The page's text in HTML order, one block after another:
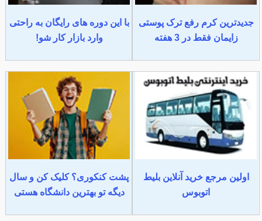
جدیدترین کرم رفع ترک پوستی
زایمان فقط در 3 هفته
با این دوره های رایگان به راحتی
وارد بازار کار شو!
اولین مرجع خرید آنلاین بلیط
اتوبوس
پشت کنکوری؟ کلیک کن و سال
دیگه تو بهترین دانشگاه هستی